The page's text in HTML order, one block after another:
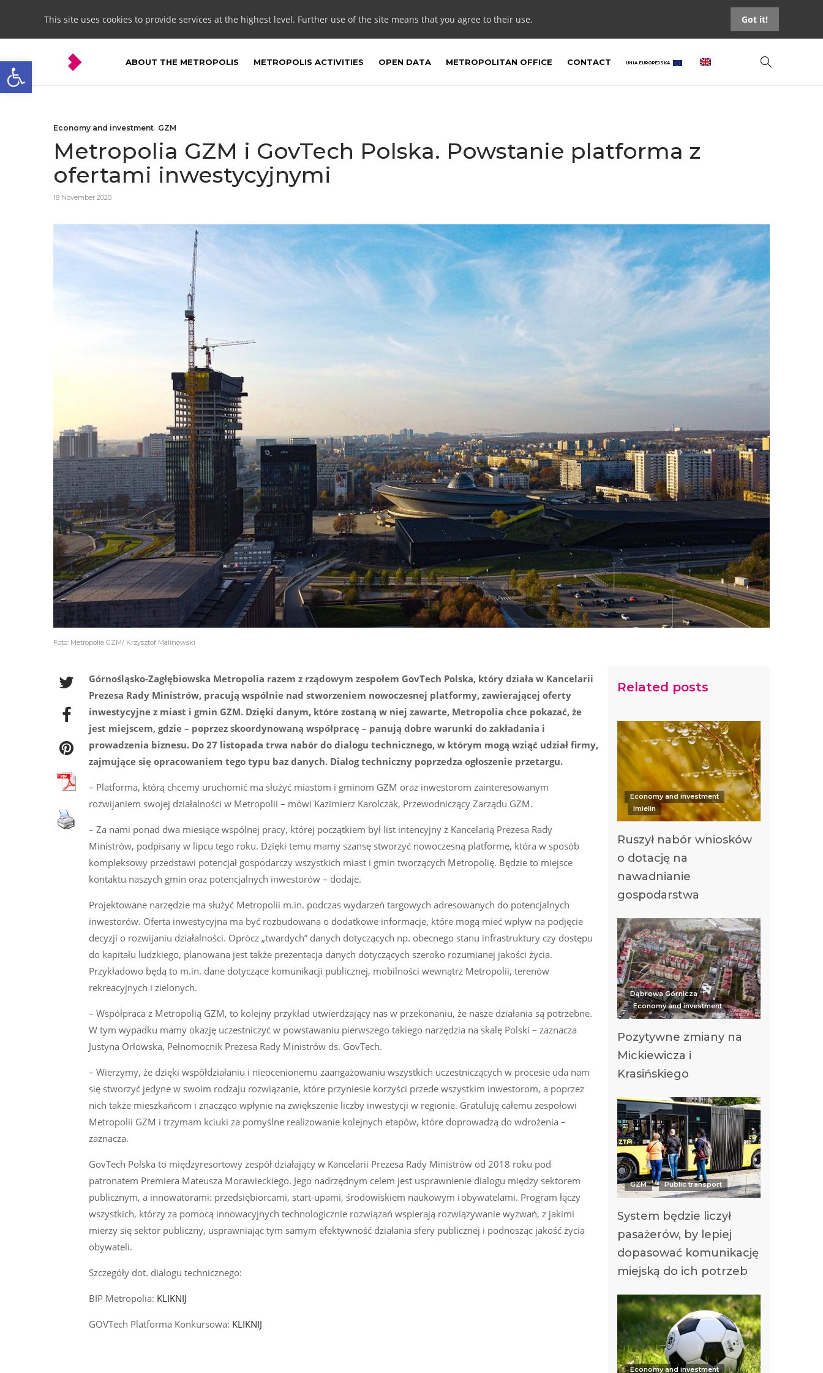
Open toolbar
This site uses cookies to provide services at the highest level. Further use of the site means that you agree to their use. Got it!
ABOUT THE METROPOLIS METROPOLIS ACTIVITIES OPEN DATA METROPOLITAN OFFICE CONTACT UNIA EUROPEJSKA
Economy and investment, GZM
Metropolia GZM i GovTech Polska. Powstanie platforma z
ofertami inwestycyjnymi
18 November 2020
Foto: Metropolia GZM/ Krzysztof Malinowski
Górnośląsko-Zagłębiowska Metropolia razem z rządowym zespołem GovTech Polska, który działa w Kancelarii
Prezesa Rady Ministrów, pracują wspólnie nad stworzeniem nowoczesnej platformy, zawierającej oferty
inwestycyjne z miast i gmin GZM. Dzięki danym, które zostaną w niej zawarte, Metropolia chce pokazać, że
jest miejscem, gdzie – poprzez skoordynowaną współpracę – panują dobre warunki do zakładania i
prowadzenia biznesu. Do 27 listopada trwa nabór do dialogu technicznego, w którym mogą wziąć udział firmy,
zajmujące się opracowaniem tego typu baz danych. Dialog techniczny poprzedza ogłoszenie przetargu.
– Platforma, którą chcemy uruchomić ma służyć miastom i gminom GZM oraz inwestorom zainteresowanym
rozwijaniem swojej działalności w Metropolii – mówi Kazimierz Karolczak, Przewodniczący Zarządu GZM.
– Za nami ponad dwa miesiące wspólnej pracy, której początkiem był list intencyjny z Kancelarią Prezesa Rady
Ministrów, podpisany w lipcu tego roku. Dzięki temu mamy szansę stworzyć nowoczesną platformę, która w sposób
kompleksowy przedstawi potencjał gospodarczy wszystkich miast i gmin tworzących Metropolię. Będzie to miejsce
kontaktu naszych gmin oraz potencjalnych inwestorów – dodaje.
Projektowane narzędzie ma służyć Metropolii m.in. podczas wydarzeń targowych adresowanych do potencjalnych
inwestorów. Oferta inwestycyjna ma być rozbudowana o dodatkowe informacje, które mogą mieć wpływ na podjęcie
decyzji o rozwijaniu działalności. Oprócz „twardych” danych dotyczących np. obecnego stanu infrastruktury czy dostępu
do kapitału ludzkiego, planowana jest także prezentacja danych dotyczących szeroko rozumianej jakości życia.
Przykładowo będą to m.in. dane dotyczące komunikacji publicznej, mobilności wewnątrz Metropolii, terenów
rekreacyjnych i zielonych.
– Współpraca z Metropolią GZM, to kolejny przykład utwierdzający nas w przekonaniu, że nasze działania są potrzebne.
W tym wypadku mamy okazję uczestniczyć w powstawaniu pierwszego takiego narzędzia na skalę Polski – zaznacza
Justyna Orłowska, Pełnomocnik Prezesa Rady Ministrów ds. GovTech.
– Wierzymy, że dzięki współdziałaniu i nieocenionemu zaangażowaniu wszystkich uczestniczących w procesie uda nam
się stworzyć jedyne w swoim rodzaju rozwiązanie, które przyniesie korzyści przede wszystkim inwestorom, a poprzez
nich także mieszkańcom i znacząco wpłynie na zwiększenie liczby inwestycji w regionie. Gratuluję całemu zespołowi
Metropolii GZM i trzymam kciuki za pomyślne realizowanie kolejnych etapów, które doprowadzą do wdrożenia –
zaznacza.
GovTech Polska to międzyresortowy zespół działający w Kancelarii Prezesa Rady Ministrów od 2018 roku pod
patronatem Premiera Mateusza Morawieckiego. Jego nadrzędnym celem jest usprawnienie dialogu między sektorem
publicznym, a innowatorami: przedsiębiorcami, start-upami, środowiskiem naukowym i obywatelami. Program łączy
wszystkich, którzy za pomocą innowacyjnych technologicznie rozwiązań wspierają rozwiązywanie wyzwań, z jakimi
mierzy się sektor publiczny, usprawniając tym samym efektywność działania sfery publicznej i podnosząc jakość życia
obywateli.
Szczegóły dot. dialogu technicznego:
BIP Metropolia: KLIKNIJ
GOVTech Platforma Konkursowa: KLIKNIJ
Related posts
Economy and investment
Imielin
Ruszył nabór wniosków
o dotację na
nawadnianie
gospodarstwa
Dąbrowa Górnicza
Economy and investment
Pozytywne zmiany na
Mickiewicza i
Krasińskiego
GZM Public transport
System będzie liczył
pasażerów, by lepiej
dopasować komunikację
miejską do ich potrzeb
Economy and investment